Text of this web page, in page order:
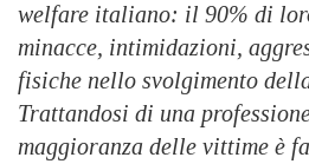
welfare italiano: il 90% di
minacce, intimidazioni,
fisiche nello svolgimento
Trattandosi di una
maggioranza delle vittime è